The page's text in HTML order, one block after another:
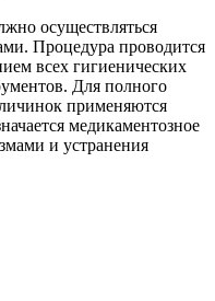
осуществляться
Процедура проводится
всех гигиенических
Для полного
применяются
медикаментозное
и устранения